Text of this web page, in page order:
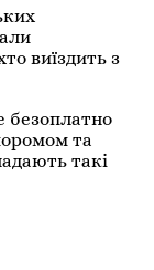
виїздить з
безоплатно
та
такі